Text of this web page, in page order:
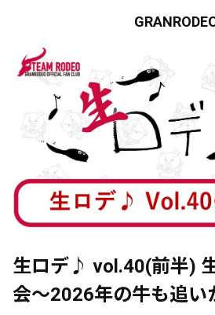
生ロデ♪ vol.40(前半)
会～2026年の牛も追い